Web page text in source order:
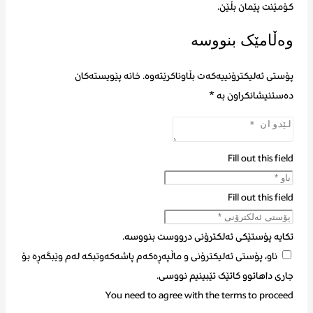
کۆمێنت پێمان بڵێن.
وەڵامێک بنووسە
پۆستی ئەلیکترۆنییەکەت بڵاوناکرێتەوە.خانە پێویستەکان
دەستنیشانکراون بە*
Fill out this field
Fill out this field
تکایە پۆستێکی ئەلکترۆنی درووست بنووسە.
ناو، پۆستی ئەلیکترۆنی و ماڵپەڕەکەم پاشەکەوتبکە لەم وێبگەڕە بۆ
جاری داهاتوو کاتێک تێبینیم نووسی.
You need to agree with the terms to proceed